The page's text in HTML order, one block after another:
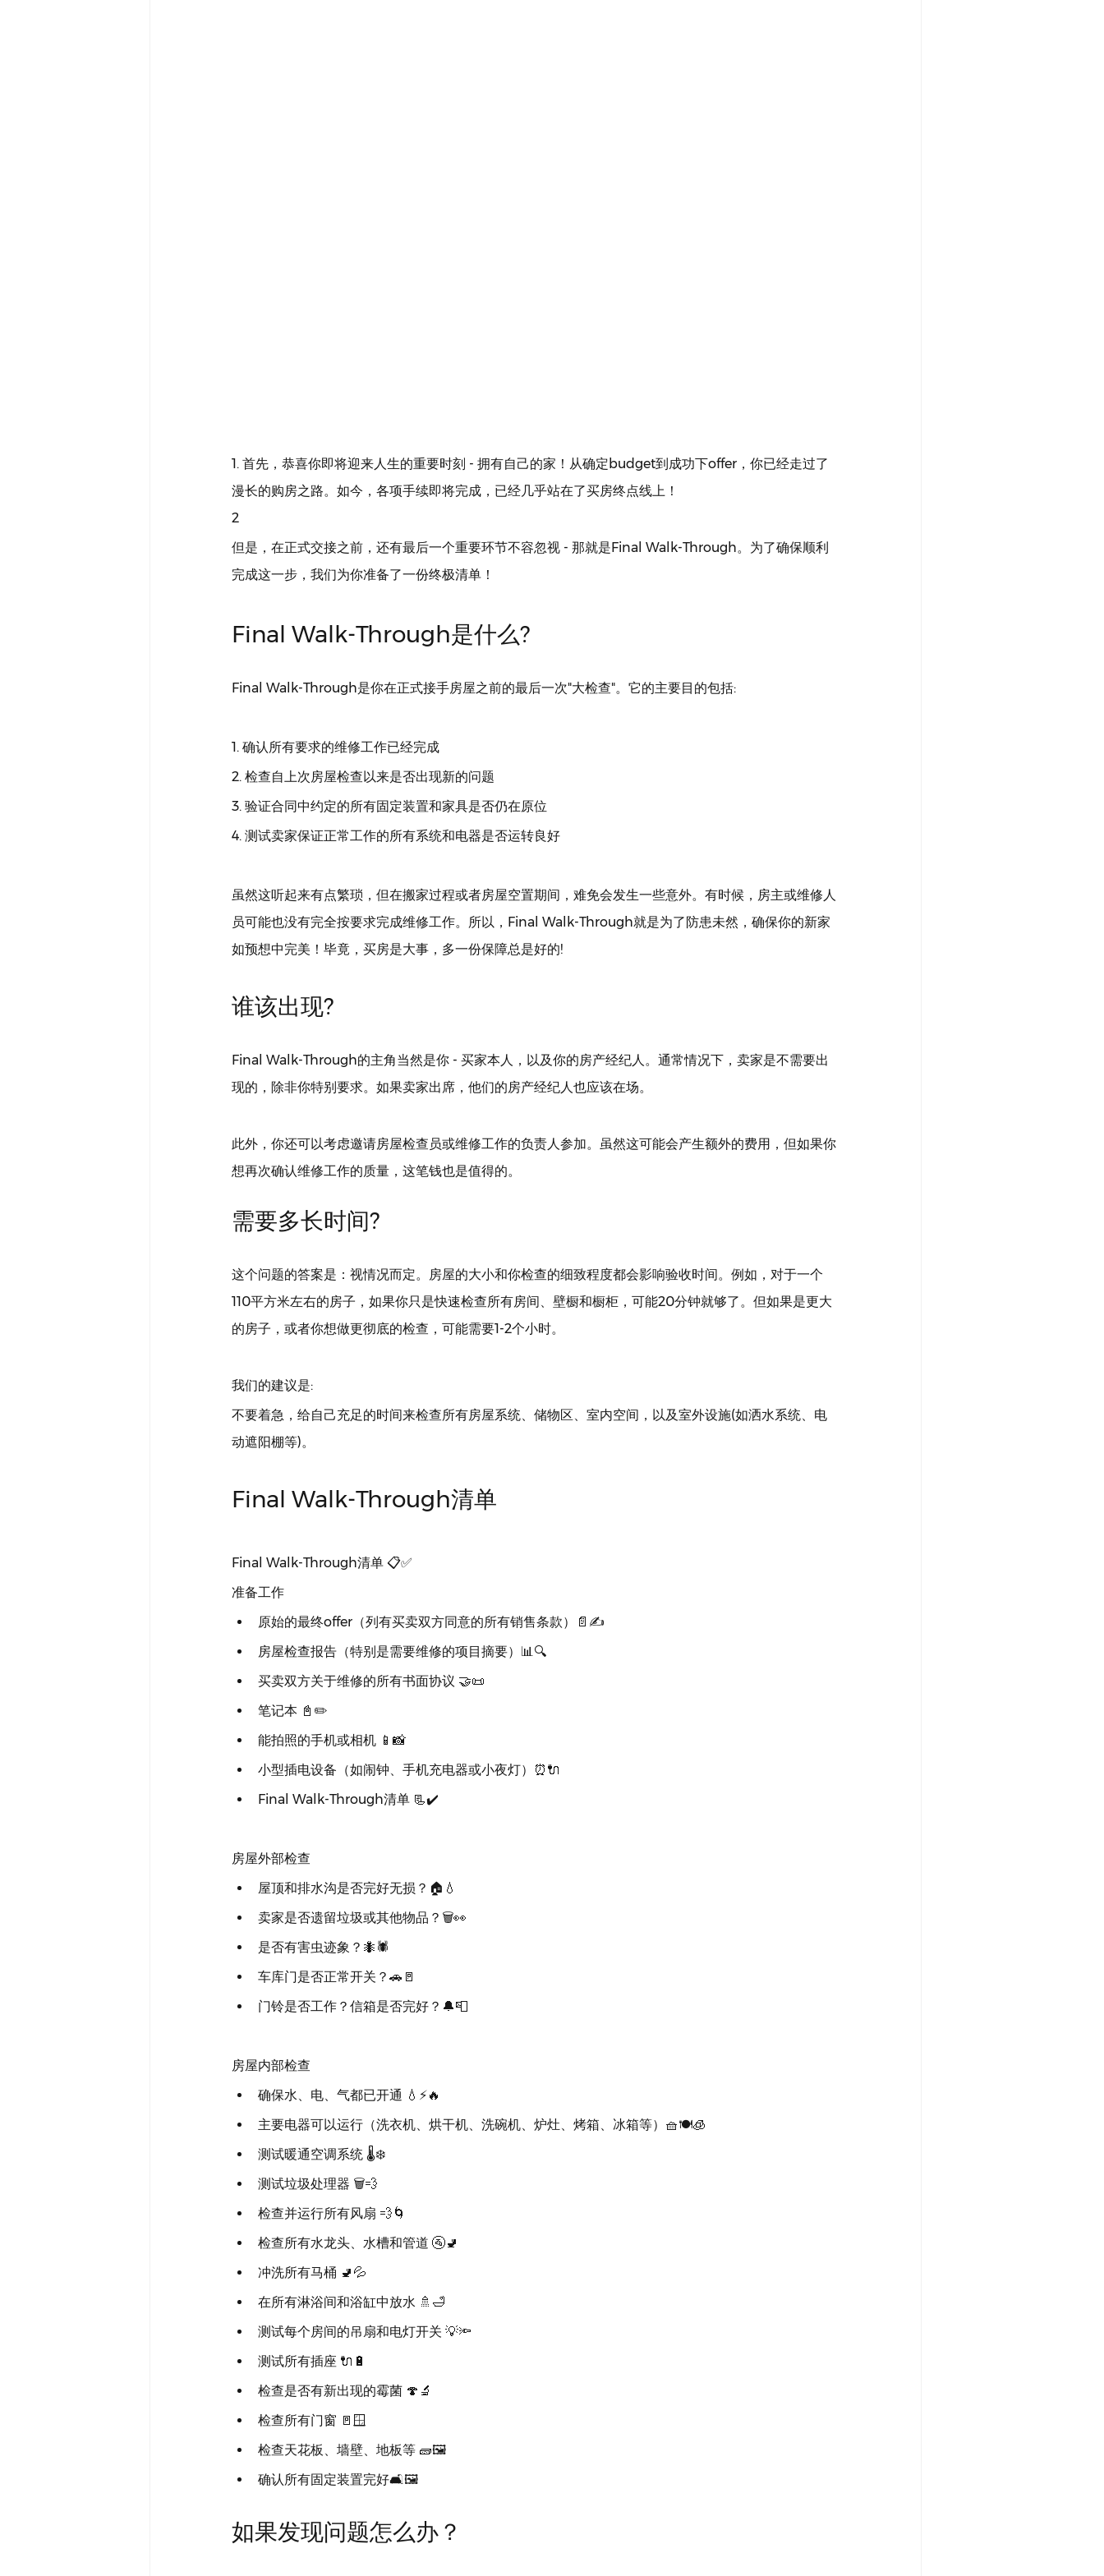
1. 首先，恭喜你即将迎来人生的重要时刻 - 拥有自己的家！从确定budget到成功下offer，你已经走过了
漫长的购房之路。如今，各项手续即将完成，已经几乎站在了买房终点线上！
2
但是，在正式交接之前，还有最后一个重要环节不容忽视 - 那就是Final Walk-Through。为了确保顺利
完成这一步，我们为你准备了一份终极清单！
Final Walk-Through是什么?
Final Walk-Through是你在正式接手房屋之前的最后一次"大检查"。它的主要目的包括:
1. 确认所有要求的维修工作已经完成
2. 检查自上次房屋检查以来是否出现新的问题
3. 验证合同中约定的所有固定装置和家具是否仍在原位
4. 测试卖家保证正常工作的所有系统和电器是否运转良好
虽然这听起来有点繁琐，但在搬家过程或者房屋空置期间，难免会发生一些意外。有时候，房主或维修人
员可能也没有完全按要求完成维修工作。所以，Final Walk-Through就是为了防患未然，确保你的新家
如预想中完美！毕竟，买房是大事，多一份保障总是好的!
谁该出现?
Final Walk-Through的主角当然是你 - 买家本人，以及你的房产经纪人。通常情况下，卖家是不需要出
现的，除非你特别要求。如果卖家出席，他们的房产经纪人也应该在场。
此外，你还可以考虑邀请房屋检查员或维修工作的负责人参加。虽然这可能会产生额外的费用，但如果你
想再次确认维修工作的质量，这笔钱也是值得的。
需要多长时间?
这个问题的答案是：视情况而定。房屋的大小和你检查的细致程度都会影响验收时间。例如，对于一个
110平方米左右的房子，如果你只是快速检查所有房间、壁橱和橱柜，可能20分钟就够了。但如果是更大
的房子，或者你想做更彻底的检查，可能需要1-2个小时。
我们的建议是:
不要着急，给自己充足的时间来检查所有房屋系统、储物区、室内空间，以及室外设施(如洒水系统、电
动遮阳棚等)。
Final Walk-Through清单
Final Walk-Through清单 📋✅
准备工作
原始的最终offer（列有买卖双方同意的所有销售条款）📄✍️
房屋检查报告（特别是需要维修的项目摘要）📊🔍
买卖双方关于维修的所有书面协议 🤝📜
笔记本 📓✏️
能拍照的手机或相机 📱📸
小型插电设备（如闹钟、手机充电器或小夜灯）⏰🔌
Final Walk-Through清单 📃✔️
房屋外部检查
屋顶和排水沟是否完好无损？🏠💧
卖家是否遗留垃圾或其他物品？🗑️👀
是否有害虫迹象？🐜🕷️
车库门是否正常开关？🚗🚪
门铃是否工作？信箱是否完好？🔔📮
房屋内部检查
确保水、电、气都已开通 💧⚡🔥
主要电器可以运行（洗衣机、烘干机、洗碗机、炉灶、烤箱、冰箱等）🧺🍽️🧊
测试暖通空调系统 🌡️❄️
测试垃圾处理器 🗑️💨
检查并运行所有风扇 💨🌀
检查所有水龙头、水槽和管道 🚰🚽
冲洗所有马桶 🚽💦
在所有淋浴间和浴缸中放水 🚿🛁
测试每个房间的吊扇和电灯开关 💡🔦
测试所有插座 🔌🔋
检查是否有新出现的霉菌 🍄🔬
检查所有门窗 🚪🪟
检查天花板、墙壁、地板等 🧱🖼️
确认所有固定装置完好🛋️🖼️
如果发现问题怎么办？